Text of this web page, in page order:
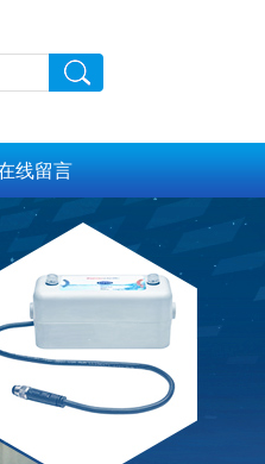
线留言